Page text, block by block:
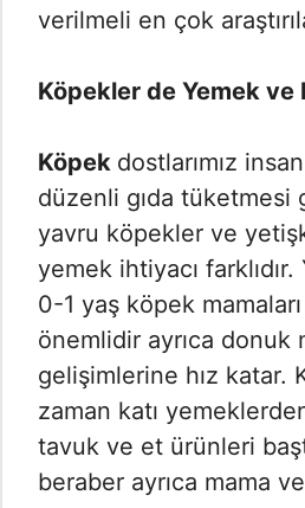
verilmeli en çok
Köpekler de Yemek ve
Köpek dostlarımız
düzenli gıda tüketmesi
yavru köpekler ve
yemek ihtiyacı
0-1 yaş köpek
önemlidir ayrıca donuk
gelişimlerine hız katar.
zaman katı
tavuk ve et ürünleri
beraber ayrıca mama